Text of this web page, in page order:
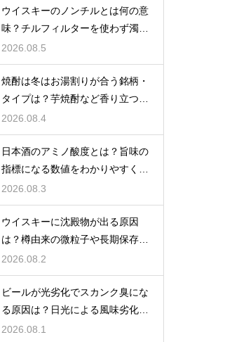
ウイスキーのノンチルとは何の意
味？チルフィルターを使わず濁り
をあえて残す製法
2026.08.5
焼酎は冬はお湯割りが合う銘柄・
タイプは？芋焼酎など香り立つ本
格焼酎で体が温まる
2026.08.4
日本酒のアミノ酸度とは？旨味の
指標になる数値をわかりやすく解
説
2026.08.3
ウイスキーに沈殿物が出る原因
は？樽由来の微粒子や長期保存で
成分が析出するため
2026.08.2
ビールが光劣化でスカンク臭にな
る原因は？日光による風味劣化を
解説
2026.08.1